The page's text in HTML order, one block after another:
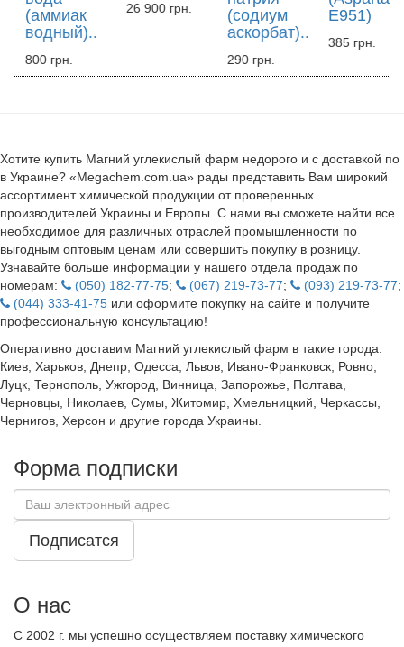
(аммиак
водный)..
800 грн.
26 900 грн.
(содиум
аскорбат)..
290 грн.
E951)
385 грн.
Хотите купить Магний углекислый фарм недорого и с доставкой по
в Украине? «Megachem.com.ua» рады представить Вам широкий
ассортимент химической продукции от проверенных
производителей Украины и Европы. С нами вы сможете найти все
необходимое для различных отраслей промышленности по
выгодным оптовым ценам или совершить покупку в розницу.
Узнавайте больше информации у нашего отдела продаж по
номерам:
(050) 182-77-75; (067) 219-73-77; (093) 219-73-77;
(044) 333-41-75 или оформите покупку на сайте и получите
профессиональную консультацию!
Оперативно доставим Магний углекислый фарм в такие города:
Киев, Харьков, Днепр, Одесса, Львов, Ивано-Франковск, Ровно,
Луцк, Тернополь, Ужгород, Винница, Запорожье, Полтава,
Черновцы, Николаев, Сумы, Житомир, Хмельницкий, Черкассы,
Чернигов, Херсон и другие города Украины.
Форма подписки
Подписатся
О нас
С 2002 г. мы успешно осуществляем поставку химического